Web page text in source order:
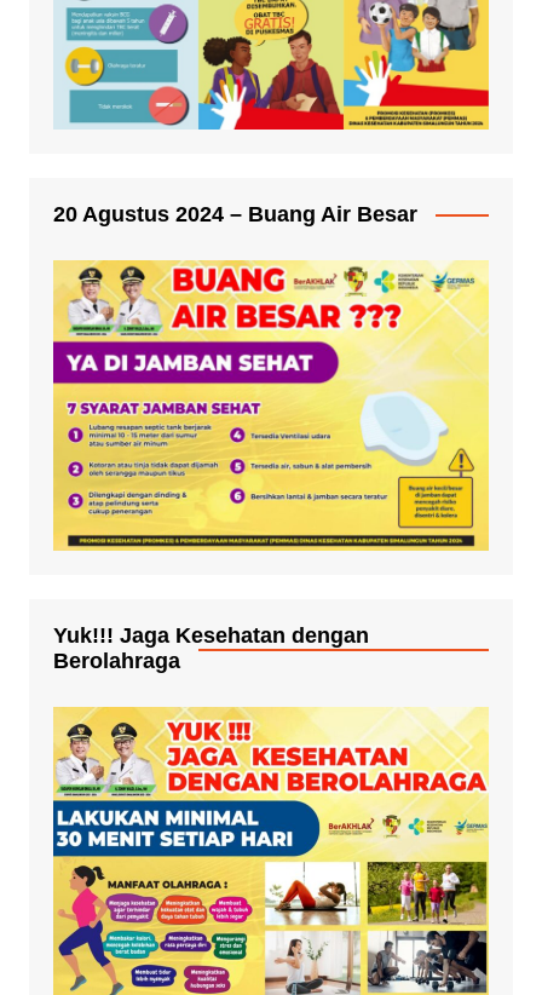
20 Agustus 2024 – Buang Air Besar
Yuk!!! Jaga Kesehatan dengan
Berolahraga